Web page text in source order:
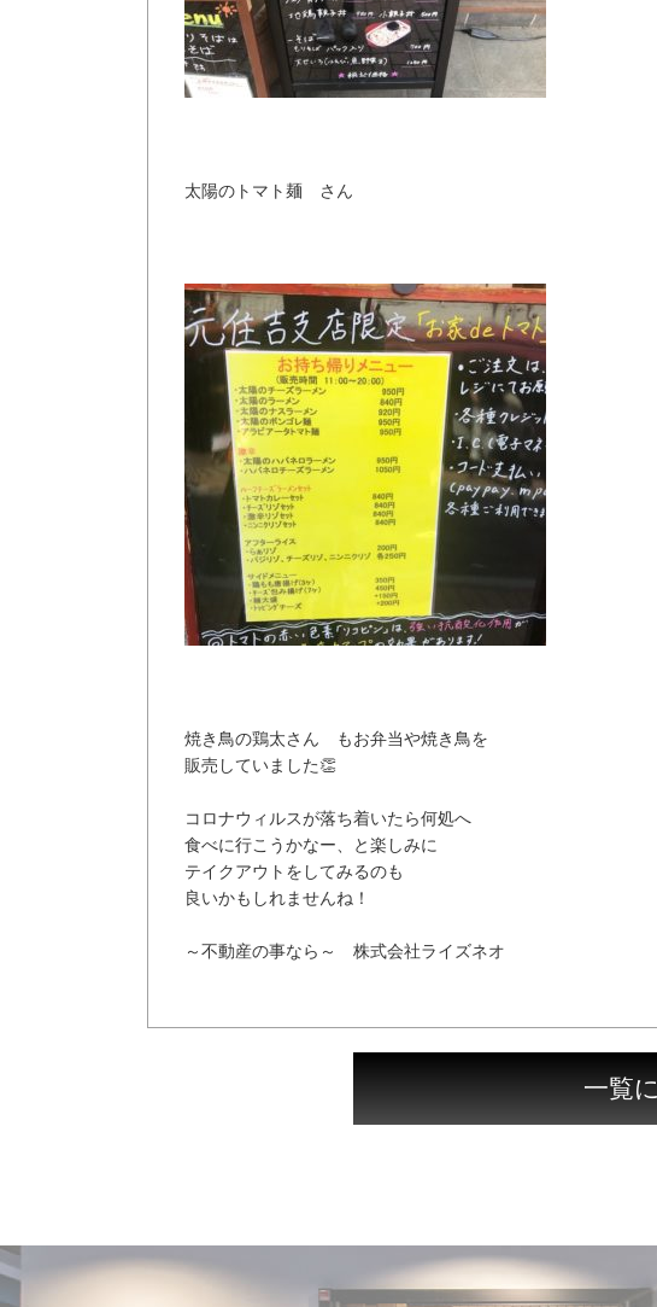
太陽のトマト麺 さん
焼き鳥の鶏太さん もお弁当や焼き鳥を
販売していました👏
コロナウィルスが落ち着いたら何処へ
食べに行こうかなー、と楽しみに
テイクアウトをしてみるのも
良いかもしれませんね！
～不動産の事なら～ 株式会社ライズネオ
一覧